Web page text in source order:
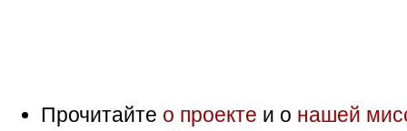
Прочитайте о проекте и о нашей